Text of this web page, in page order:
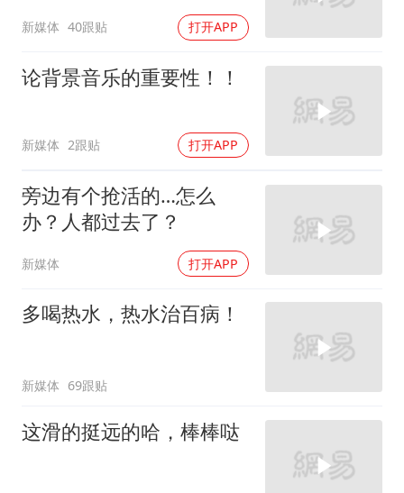
新媒体 40跟贴 打开APP
论背景音乐的重要性！！
新媒体 2跟贴 打开APP
旁边有个抢活的…怎么
办？人都过去了？
新媒体 打开APP
多喝热水，热水治百病！
新媒体 69跟贴
这滑的挺远的哈，棒棒哒